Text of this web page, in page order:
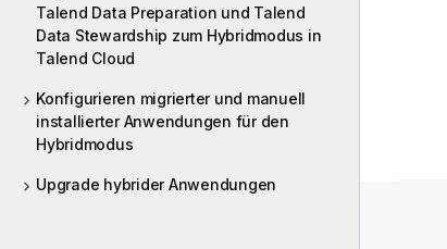
Talend Data Preparation und Talend
Data Stewardship zum Hybridmodus in
Talend Cloud
Konfigurieren migrierter und manuell
installierter Anwendungen für den
Hybridmodus
Upgrade hybrider Anwendungen